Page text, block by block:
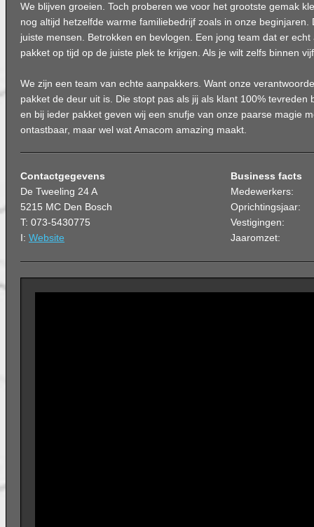
We blijven groeien. Toch proberen we voor het grootste gemak
nog altijd hetzelfde warme familiebedrijf zoals in onze beginjaren.
juiste mensen. Betrokken en bevlogen. Een jong team dat er
pakket op tijd op de juiste plek te krijgen. Als je wilt zelfs binnen
We zijn een team van echte aanpakkers. Want onze
pakket de deur uit is. Die stopt pas als jij als klant 100% tevreden
en bij ieder pakket geven wij een snufje van onze paarse magie
ontastbaar, maar wel wat Amacom amazing maakt.
Contactgegevens
De Tweeling 24 A
5215 MC Den Bosch
T: 073-5430775
I: Website
Business facts
Medewerkers:
Oprichtingsjaar:
Vestigingen:
Jaaromzet: